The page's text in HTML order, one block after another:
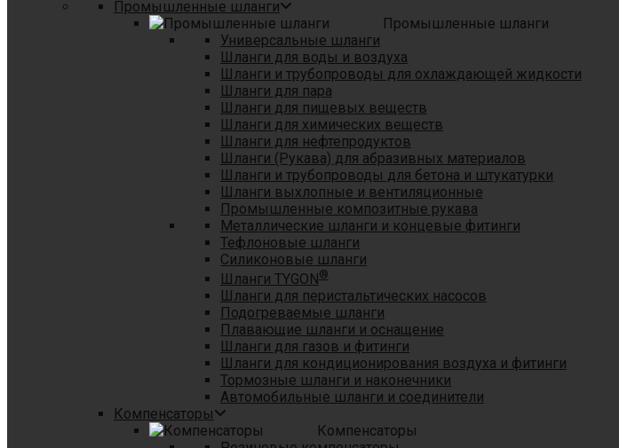
Промышленные шланги
Промышленные шланги
Универсальные шланги
Шланги для воды и воздуха
Шланги и трубопроводы для охлаждающей жидкости
Шланги для пара
Шланги для пищевых веществ
Шланги для химических веществ
Шланги для нефтепродуктов
Шланги (Рукава) для абразивных материалов
Шланги и трубопроводы для бетона и штукатурки
Шланги выхлопные и вентиляционные
Промышленные композитные рукава
Металлические шланги и концевые фитинги
Тефлоновые шланги
Силиконовые шланги
Шланги TYGON®
Шланги для перистальтических насосов
Подогреваемые шланги
Плавающие шланги и оснащение
Шланги для газов и фитинги
Шланги для кондиционирования воздуха и фитинги
Тормозные шланги и наконечники
Автомобильные шланги и соединители
Компенсаторы
Компенсаторы